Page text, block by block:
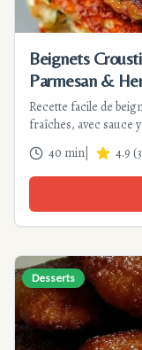
Beignets
Parmesan &
Recette facile de
fraîches, avec sauce
végétarienne,
parfait !40 min 4.9 (
Desserts